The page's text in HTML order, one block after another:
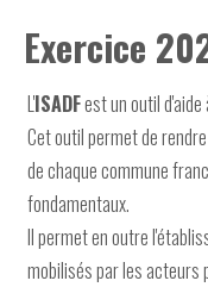
Exercice
L'ISADFest un outil
Cet outil permet de
de chaque commune
fondamentaux.
Il permet en outre
mobilisés par les acteurs